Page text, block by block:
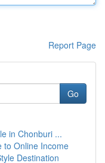
Report Page
Go
in Chonburi ...
to Online Income
Destination